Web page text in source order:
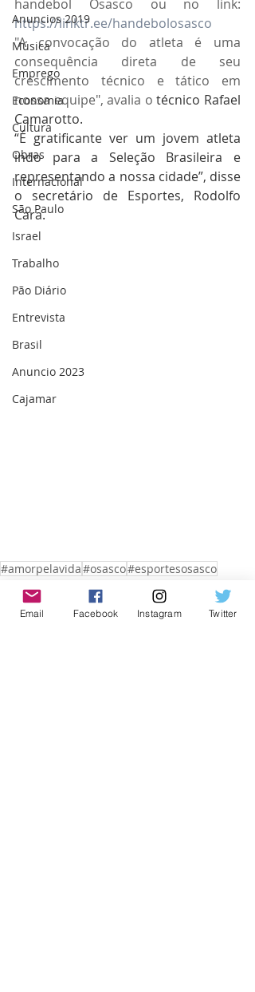
Anuncios 2019
Música
Emprego
Economia
Cultura
Obras
Internacional
São Paulo
Israel
Trabalho
Pão Diário
Entrevista
Brasil
Anuncio 2023
Cajamar
https://linktr.ee/handebolosasco
"A convocação do atleta é uma
consequência direta de seu
crescimento técnico e tático em
nossa equipe", avalia o técnico Rafael
Camarotto.
“É gratificante ver um jovem atleta
indo para a Seleção Brasileira e
representando a nossa cidade”, disse
o secretário de Esportes, Rodolfo
Cara.
#amorpelavida#osasco#esportesosasco
Osasco
Email Facebook Instagram Twitter